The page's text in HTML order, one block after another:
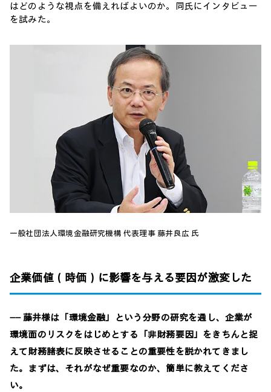
はどのような視点を備えればよいのか。同氏にインタビュー
を試みた。
一般社団法人環境金融研究機構 代表理事 藤井良広 氏
企業価値（時価）に影響を与える要因が激変した
―― 藤井様は「環境金融」という分野の研究を通し、企業が
環境面のリスクをはじめとする「非財務要因」をきちんと捉
えて財務諸表に反映させることの重要性を説かれてきまし
た。まずは、それがなぜ重要なのか、簡単に教えてくださ
い。